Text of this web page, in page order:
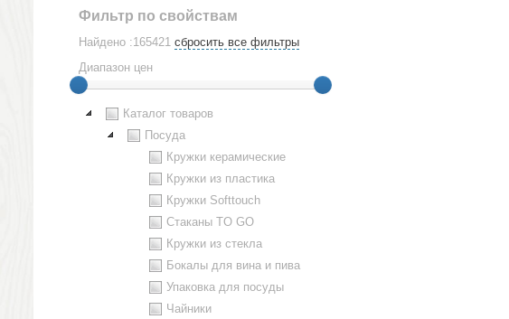
Фильтр по свойствам
Найдено :165421 сбросить все фильтры
Диапазон цен
Каталог товаров
Посуда
Кружки керамические
Кружки из пластика
Кружки Softtouch
Стаканы TO GO
Кружки из стекла
Бокалы для вина и пива
Упаковка для посуды
Чайники